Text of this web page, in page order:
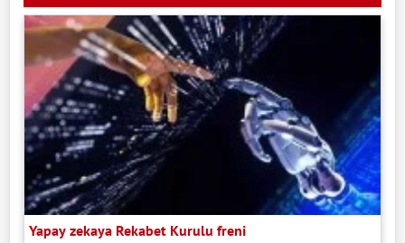
Yapay zekaya Rekabet Kurulu freni